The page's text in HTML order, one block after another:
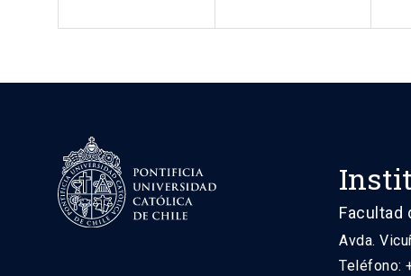
Facultad
Avda.
Teléfono: